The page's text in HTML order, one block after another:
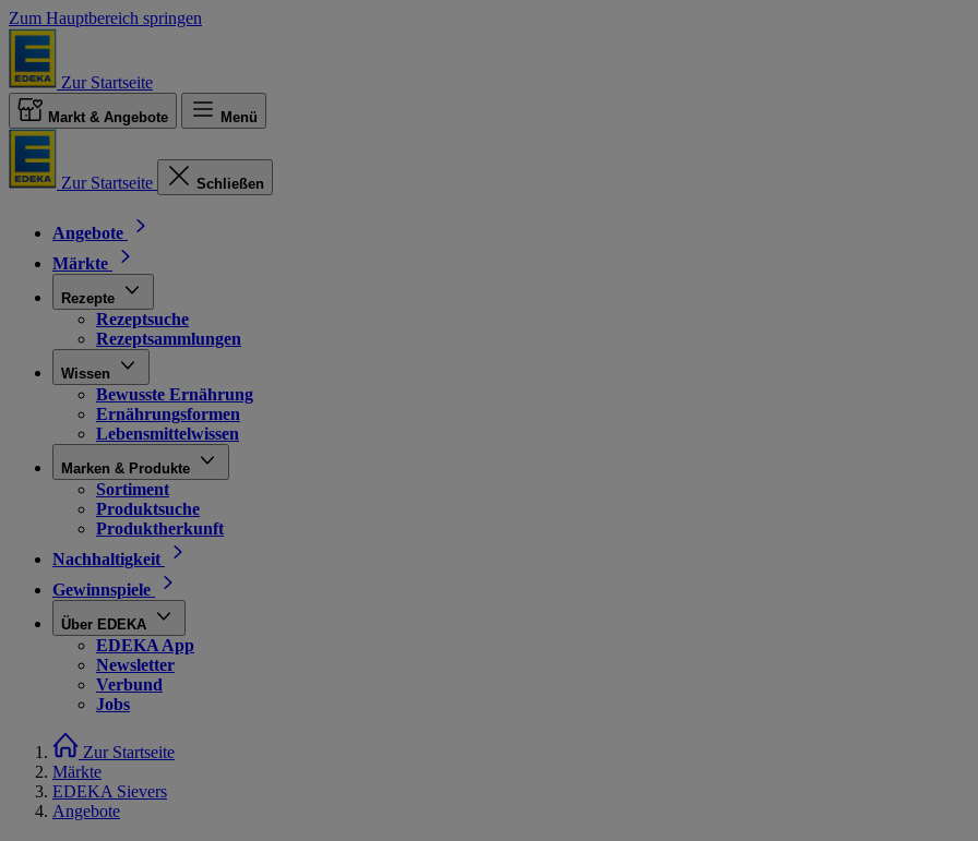
Zum Hauptbereich springen
Zur Startseite
Markt & Angebote Menü
Zur Startseite Schließen
Angebote
Märkte
Rezepte
Rezeptsuche
Rezeptsammlungen
Wissen
Bewusste Ernährung
Ernährungsformen
Lebensmittelwissen
Marken & Produkte
Sortiment
Produktsuche
Produktherkunft
Nachhaltigkeit
Gewinnspiele
Über EDEKA
EDEKA App
Newsletter
Verbund
Jobs
Zur Startseite
Märkte
EDEKA Sievers
Angebote